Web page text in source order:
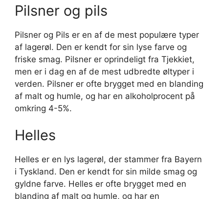
Pilsner og pils
Pilsner og Pils er en af de mest populære typer
af lagerøl. Den er kendt for sin lyse farve og
friske smag. Pilsner er oprindeligt fra Tjekkiet,
men er i dag en af de mest udbredte øltyper i
verden. Pilsner er ofte brygget med en blanding
af malt og humle, og har en alkoholprocent på
omkring 4-5%.
Helles
Helles er en lys lagerøl, der stammer fra Bayern
i Tyskland. Den er kendt for sin milde smag og
gyldne farve. Helles er ofte brygget med en
blanding af malt og humle, og har en